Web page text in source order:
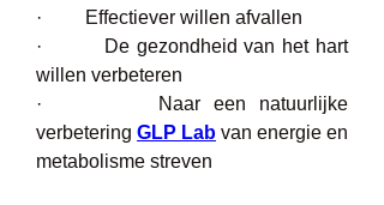
·         Effectiever willen afvallen
·         De gezondheid van het hart
willen verbeteren
·         Naar een natuurlijke
verbetering GLP Lab van energie en
metabolisme streven